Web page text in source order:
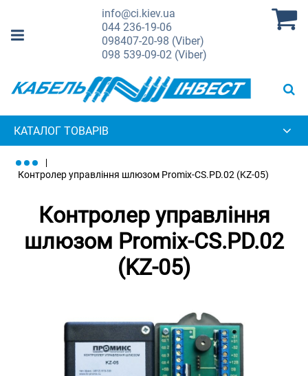
info@ci.kiev.ua
044236-19-06
098407-20-98 (Viber)
098 539-09-02 (Viber)
КАТАЛОГ ТОВАРІВ
Контролер управління шлюзом Promix-CS.PD.02 (KZ-05)
Контролер управління
шлюзом Promix-CS.PD.02
(KZ-05)